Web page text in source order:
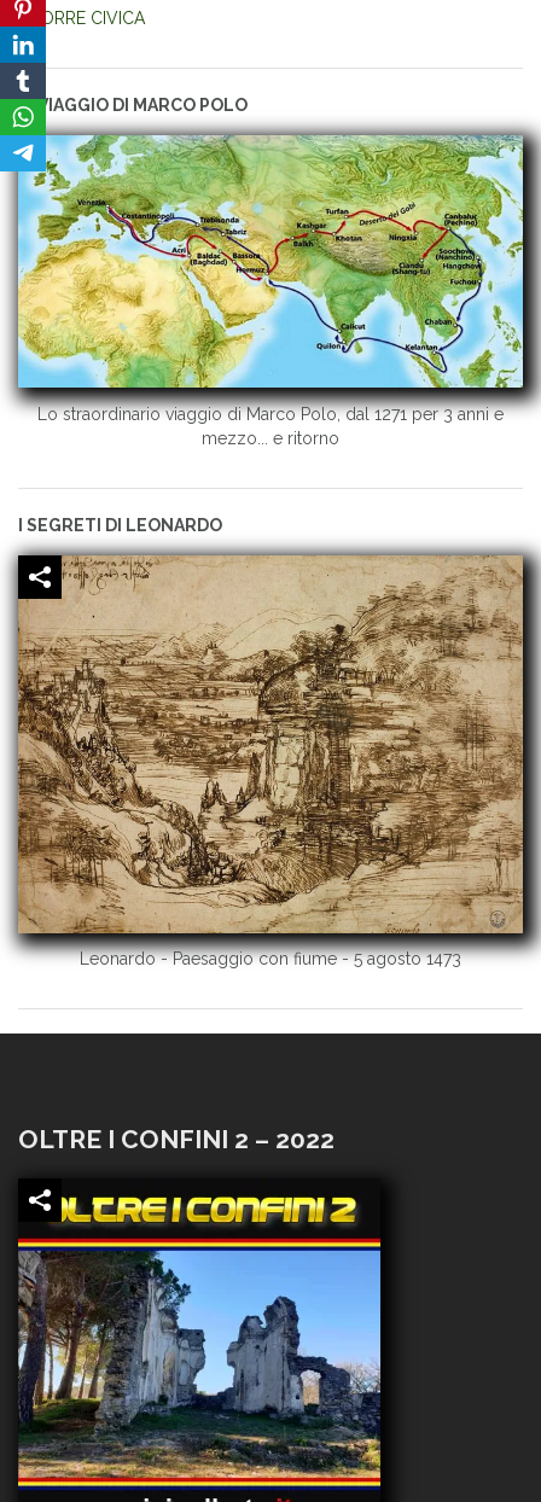
TORRE CIVICA
IL VIAGGIO DI MARCO POLO
Lo straordinario viaggio di Marco Polo, dal 1271 per 3 anni e
mezzo... e ritorno
I SEGRETI DI LEONARDO
Leonardo - Paesaggio con fiume - 5 agosto 1473
OLTRE I CONFINI 2 – 2022